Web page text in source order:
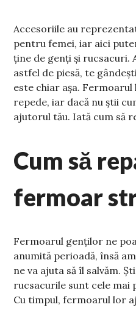
Accesoriile au
pentru femei, iar aici
ține de genți și rucsacuri.
astfel de piesă, te
este chiar așa.
repede, iar dacă nu știi
ajutorul tău. Iată cum să
Cum să
fermoar
Fermoarul genților ne
anumită perioadă, însă
ne va ajuta să îl salvăm.
rucsacurile sunt cele mai
Cu timpul, fermoarul lor